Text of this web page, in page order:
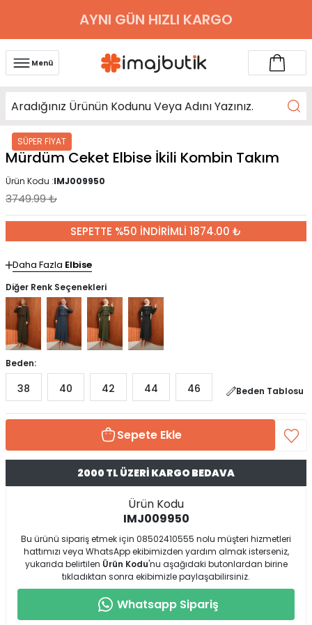
AYNI GÜN HIZLI KARGO
Menü
SÜPER FİYAT
Mürdüm Ceket Elbise İkili Kombin Takım
Ürün Kodu :IMJ009950
3749.99₺
SEPETTE %50 İNDİRİMLİ 1874.00 ₺
Daha Fazla Elbise
Diğer Renk Seçenekleri
Beden:
38 40 42 44 46 Beden Tablosu
Sepete Ekle
2000 TL ÜZERİ KARGO BEDAVA
Ürün Kodu
IMJ009950
Bu ürünü sipariş etmek için 08502410555 nolu müşteri hizmetleri
hattımızı veya WhatsApp ekibimizden yardım almak isterseniz,
yukarıda belirtilen Ürün Kodu'nu aşağıdaki butonlardan birine
tıkladıktan sonra ekibimizle paylaşabilirsiniz.
Whatsapp Sipariş